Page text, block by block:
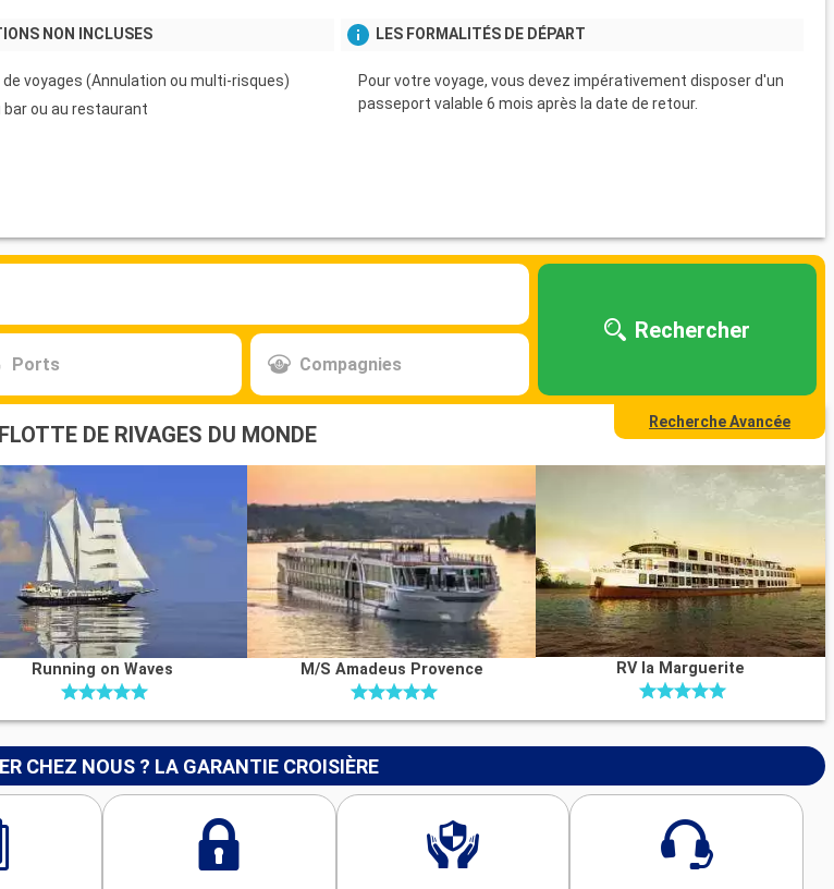
NON INCLUSES
voyages (Annulation ou multi-risques)
bar ou au restaurant
LES FORMALITÉS DE DÉPART
Pour votre voyage, vous devez impérativement disposer d'un
passeport valable 6 mois après la date de retour.
Ports Compagnies
Rechercher
Recherche Avancée
DE RIVAGES DU MONDE
Running on Waves M/S Amadeus Provence RV la Marguerite
CHEZ NOUS ? LA GARANTIE CROISIÈRE